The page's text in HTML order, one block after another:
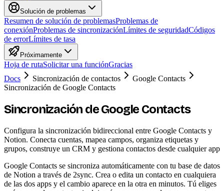
Solución de problemas
Resumen de solución de problemasProblemas de
conexiónProblemas de sincronizaciónLímites de seguridadCódigos
de errorLímites de tasa
Próximamente
Hoja de rutaSolicitar una funciónGracias
Docs
Sincronización de contactos
Google Contacts
Sincronización de Google Contacts
Sincronización de Google Contacts
Configura la sincronización bidireccional entre Google Contacts y
Notion. Conecta cuentas, mapea campos, organiza etiquetas y
grupos, construye un CRM y gestiona contactos desde cualquier app
Google Contacts se sincroniza automáticamente con tu base de datos
de Notion a través de 2sync. Crea o edita un contacto en cualquiera
de las dos apps y el cambio aparece en la otra en minutos. Tú eliges